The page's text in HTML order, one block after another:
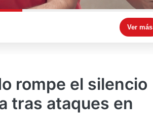
Ver más
rompe el silencio
tras ataques en